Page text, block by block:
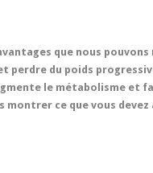
que nous
perdre du poids
le métabolisme et
montrer ce que vous